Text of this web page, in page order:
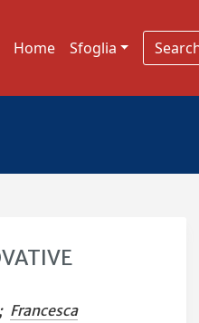
Home Sfoglia
Francesca